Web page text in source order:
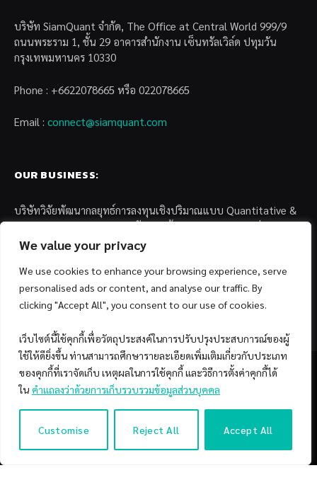
We value your privacy
We use cookies to enhance your browsing experience, serve
personalised ads or content, and analyse our traffic. By
clicking "Accept All", you consent to our use of cookies.
เว็บไซต์นี้ใช้คุกกี้เพื่อวัตถุประสงค์ในการปรับปรุงประสบการณ์ของผู้
ใช้ให้ดียิ่งขึ้น ท่านสามารถศึกษารายละเอียดเพิ่มเติมเกี่ยวกับประเภท
ของคุกกี้ที่เราจัดเก็บ เหตุผลในการใช้คุกกี้ และวิธีการตั้งค่าคุกกี้ได้
ใน คำแถลงว่าด้วยการเก็บรวบรวมข้อมูลส่วนบุคคล
Customise Reject All Accept All
บริษัท SiamQuant จำกัด, The Office at Central World 999/9
ถนนพระราม 1, ชั้น 29 อาคารสำนักงาน เซ็นทรัลเวิล์ด ปทุมวัน
กรุงเทพมหานคร 10330
Phone : +6622078665 หรือ 022078665
Email : connect@siamquant.com
OUR BUSINESS:
บริษัทวิจัยพัฒนากลยุทธ์การลงทุนเชิงปริมาณแบบ Quantitative &
Systematic Investing และตัวแทนด้านการตลาดกองทุนส่วนบุคคล
แก่สถาบันการเงินพันธมิตรชั้นนำในประเทศไทย อาทิเช่น
– บล. กรุงไทย เอ็กซ์สปริง จำกัด
– บล. ฟิลลิป (ประเทศไทย) จำกัด (มหาชน)
– บล. บียอนด์ จำกัด (มหาชน)
FacebookYouTube
© 2026 Copyright by SiamQuant.